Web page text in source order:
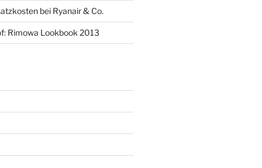
bei Ryanair & Co.
Rimowa Lookbook 2013